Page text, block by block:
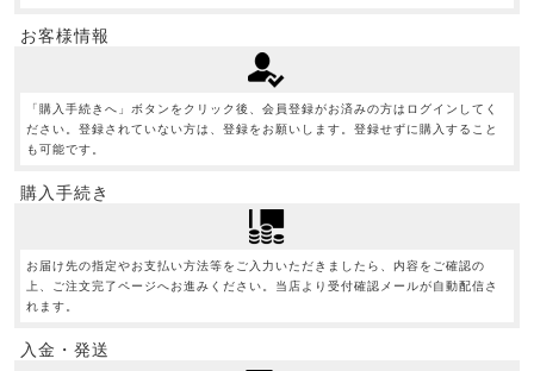
お客様情報
「購入手続きへ」ボタンをクリック後、会員登録がお済みの方はログインしてく
ださい。登録されていない方は、登録をお願いします。登録せずに購入すること
も可能です。
購入手続き
お届け先の指定やお支払い方法等をご入力いただきましたら、内容をご確認の
上、ご注文完了ページへお進みください。当店より受付確認メールが自動配信さ
れます。
入金・発送